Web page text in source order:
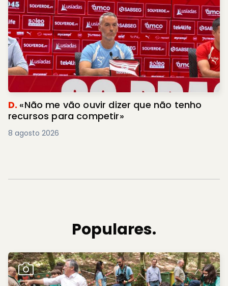
D. «Não me vão ouvir dizer que não tenho
recursos para competir»
8 agosto 2026
Populares.